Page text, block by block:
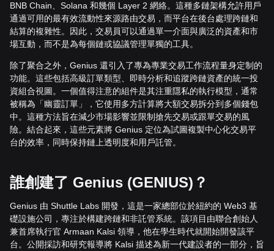
BNB Chain、Solana 和幾個 Layer 2 網絡。這種多鏈架構允許用戶
通過可用的最有效流動性來源路由交易，而平台在後台處理跨鏈和
結算的複雜性。因此，交易員可以通過單一介面與廣泛的資產和市
場互動，而不是為每個鏈或協議管理單獨的工具。
除了聚合之外，Genius 還引入了專為專業交易工作流程量身定制的
功能。這些包括高級訂單類型、即時分析和追蹤跨鏈資產的統一投
資組合視圖。一個值得注意的組件是其注重隱私的執行模型，通常
被稱為「幽靈訂單」，它使用多方計算將大額交易拆分到多個錢包
中。這種方法旨在減少市場影響並限制搶先交易或跟單交易的風
險。結合起來，這些元素將 Genius 定位為試圖複製中心化交易平
台的效率，同時保持鏈上透明度和用戶託管。
誰創建了 Genius (GENIUS)？
Genius 由 Shuttle Labs 開發，這是一家總部位於紐約的 Web3 基
礎設施公司，專注於構建跨鏈和非託管系統。該項目由聯合創始人
兼首席執行官 Armaan Kalsi 領導，他在學生時代就開始開發該平
台。公開採訪和研究報導將 Kalsi 描述為新一代建設者的一部分，旨